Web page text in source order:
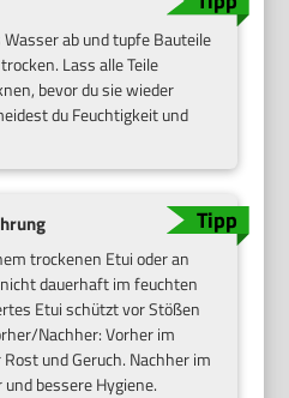
ab und tupfe Bauteile
Lass alle Teile
bevor du sie wieder
du Feuchtigkeit und
trockenen Etui oder an
dauerhaft im feuchten
Etui schützt vor Stößen
Nachher: Vorher im
und Geruch. Nachher im
bessere Hygiene.